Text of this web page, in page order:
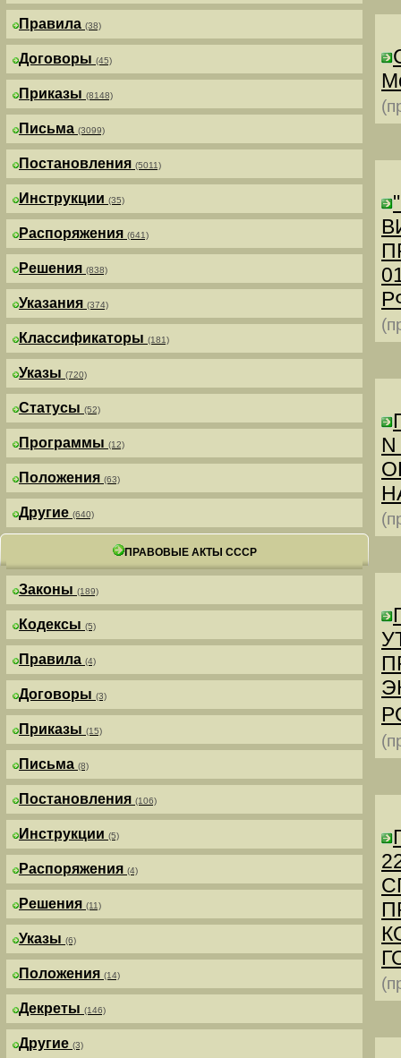
Правила (38)
Договоры (45)
Приказы (8148)
Письма (3099)
Постановления (5011)
Инструкции (35)
Распоряжения (641)
Решения (838)
Указания (374)
Классификаторы (181)
Указы (720)
Статусы (52)
Программы (12)
Положения (63)
Другие (640)
ПРАВОВЫЕ АКТЫ СССР
Законы (189)
Кодексы (5)
Правила (4)
Договоры (3)
Приказы (15)
Письма (8)
Постановления (106)
Инструкции (5)
Распоряжения (4)
Решения (11)
Указы (6)
Положения (14)
Декреты (146)
Другие (3)